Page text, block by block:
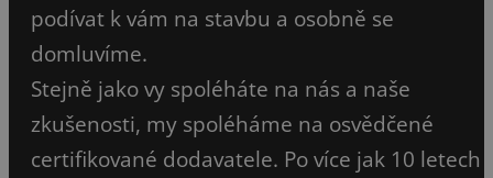
podívat k vám na stavbu a osobně se
domluvíme.
Stejně jako vy spoléháte na nás a naše
zkušenosti, my spoléháme na osvědčené
certifikované dodavatele. Po více jak 10 letech